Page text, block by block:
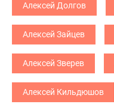
Алексей Долгов
Алексей Зайцев
Алексей Зверев
Алексей Кильдюшов